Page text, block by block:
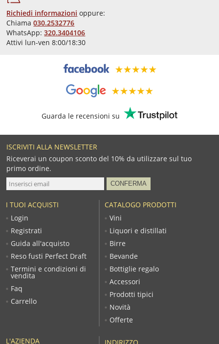
Richiedi informazioni oppure:
Chiama030.2532776
WhatsApp:320.3404106
Attivi lun-ven 8:00/18:30
Guarda le recensioni su
ISCRIVITI ALLA NEWSLETTER
Riceverai un coupon sconto del 10% da utilizzare sul tuo
primo ordine.
L'AZIENDA
CATALOGO PRODOTTI
Vini
Liquori e distillati
Birre
Bevande
Bottiglie regalo
Accessori
Prodotti tipici
Novità
Offerte
I TUOI ACQUISTI
Login
Registrati
Guida all'acquisto
Reso fusti Perfect Draft
Termini e condizioni di
vendita
Faq
Carrello